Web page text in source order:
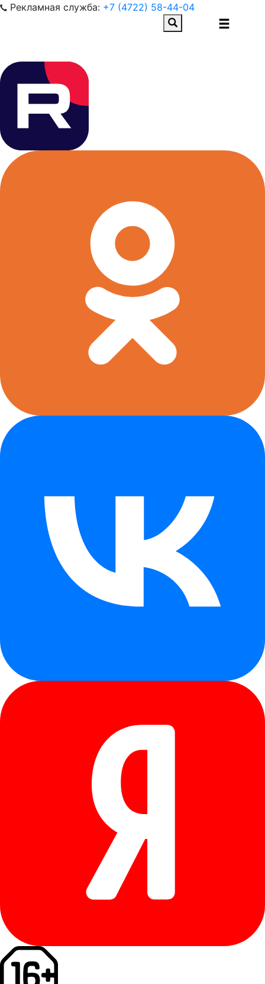
Рекламная служба: +7 (4722) 58-44-04